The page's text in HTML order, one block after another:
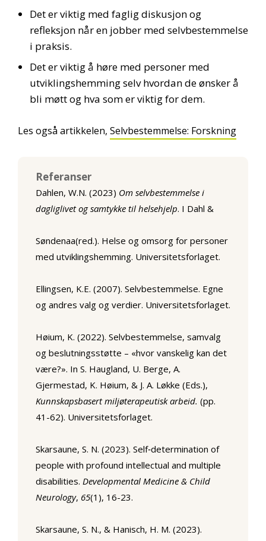
Det er viktig med faglig diskusjon og
refleksjon når en jobber med selvbestemmelse
i praksis.
Det er viktig å høre med personer med
utviklingshemming selv hvordan de ønsker å
bli møtt og hva som er viktig for dem.
Les også artikkelen, Selvbestemmelse: Forskning
Referanser
Dahlen, W.N. (2023) Om selvbestemmelse i
dagliglivet og samtykke til helsehjelp. I Dahl &
Søndenaa(red.). Helse og omsorg for personer
med utviklingshemming. Universitetsforlaget.
Ellingsen, K.E. (2007). Selvbestemmelse. Egne
og andres valg og verdier. Universitetsforlaget.
Høium, K. (2022). Selvbestemmelse, samvalg
og beslutningsstøtte – «hvor vanskelig kan det
være?». In S. Haugland, U. Berge, A.
Gjermestad, K. Høium, & J. A. Løkke (Eds.),
Kunnskapsbasert miljøterapeutisk arbeid. (pp.
41-62). Universitetsforlaget.
Skarsaune, S. N. (2023). Self‐determination of
people with profound intellectual and multiple
disabilities. Developmental Medicine & Child
Neurology, 65(1), 16-23.
Skarsaune, S. N., & Hanisch, H. M. (2023).